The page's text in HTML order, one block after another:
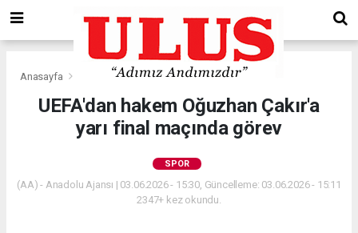
Anasayfa
UEFA'dan hakem Oğuzhan Çakır'a
yarı final maçında görev
SPOR
(AA) - Anadolu Ajansı | 03.06.2026 - 15:30, Güncelleme: 03.06.2026 - 15:11
2347+ kez okundu.